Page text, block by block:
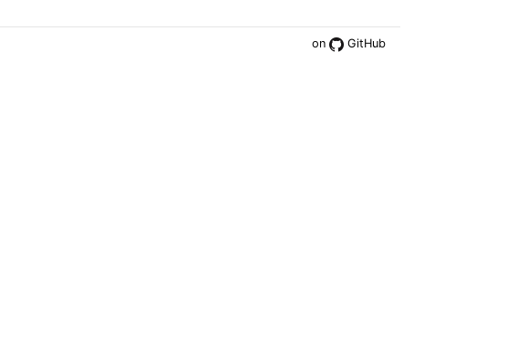
on GitHub